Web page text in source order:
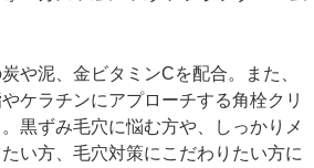
や泥、金ビタミンCを配合。また、
ケラチンにアプローチする角栓クリ
黒ずみ毛穴に悩む方や、しっかりメ
い方、毛穴対策にこだわりたい方に